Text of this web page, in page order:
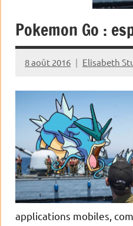
Pokemon Go :
8 août 2016 Elisabeth
applications mobiles,